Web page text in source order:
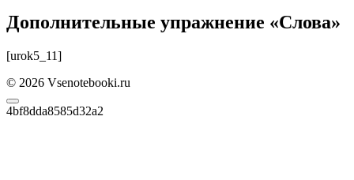
Дополнительные упражнение «Cлова»
[urok5_11]
© 2026 Vsenotebooki.ru
4bf8dda8585d32a2